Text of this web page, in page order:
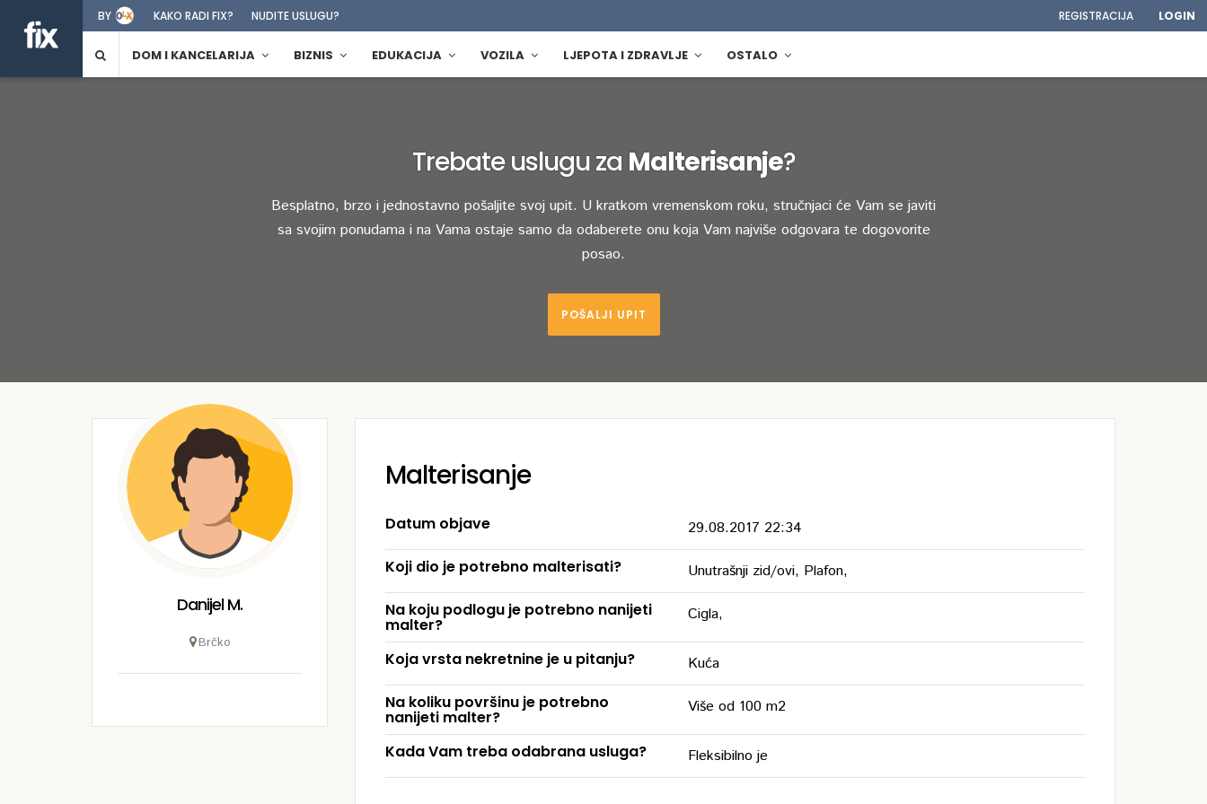
BY KAKO RADI FIX? NUDITE USLUGU? REGISTRACIJA LOGIN
DOM I KANCELARIJA BIZNIS EDUKACIJA VOZILA LJEPOTA I ZDRAVLJE OSTALO
Trebate uslugu za Malterisanje?
Besplatno, brzo i jednostavno pošaljite svoj upit. U kratkom vremenskom roku, stručnjaci će Vam se javiti
sa svojim ponudama i na Vama ostaje samo da odaberete onu koja Vam najviše odgovara te dogovorite
posao.
POŠALJI UPIT
Malterisanje
Datum objave
29.08.2017 22:34
Koji dio je potrebno malterisati?
Unutrašnji zid/ovi, Plafon,
Na koju podlogu je potrebno nanijeti
malter?
Cigla,
Koja vrsta nekretnine je u pitanju?
Kuća
Na koliku površinu je potrebno
nanijeti malter?
Više od 100 m2
Kada Vam treba odabrana usluga? Fleksibilno je
Danijel M.
Brčko